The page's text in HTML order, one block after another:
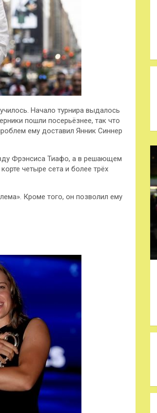
Начало турнира выдалось
пошли посерьёзнее, так что
ему доставил Янник Синнер
Фрэнсиса Тиафо, а в решающем
четыре сета и более трёх
Кроме того, он позволил ему